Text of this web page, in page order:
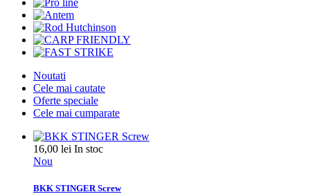
Noutati
Cele mai cautate
Oferte speciale
Cele mai cumparate
16,00 lei In stoc
Nou
BKK STINGER Screw